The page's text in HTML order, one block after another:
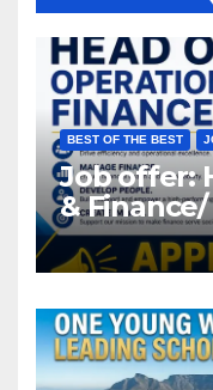
BEST OF THE BEST
Job offer:
&